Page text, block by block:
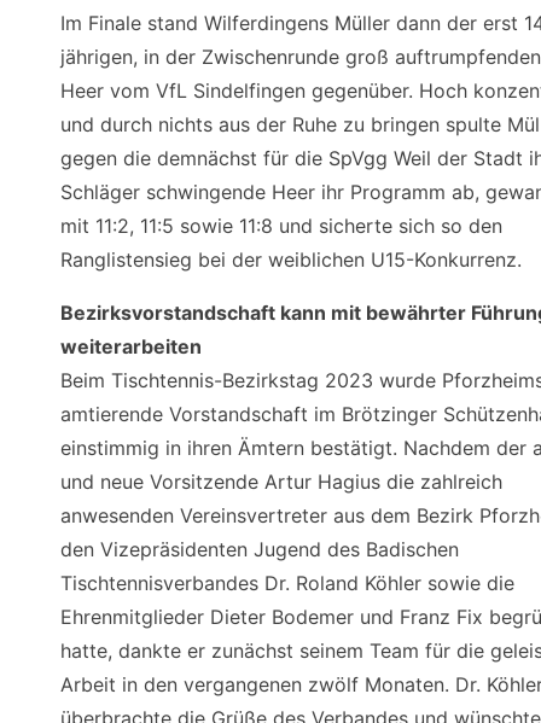
Im Finale stand Wilferdingens Müller dann der erst
jährigen, in der Zwischenrunde groß
Heer vom VfL Sindelfingen gegenüber. Hoch
und durch nichts aus der Ruhe zu bringen spulte
gegen die demnächst für die SpVgg Weil der Stadt
Schläger schwingende Heer ihr Programm ab,
mit 11:2, 11:5 sowie 11:8 und sicherte sich so den
Ranglistensieg bei der weiblichen U15-Konkurrenz.
Bezirksvorstandschaft kann mit bewährter
weiterarbeiten
Beim Tischtennis-Bezirkstag 2023 wurde
amtierende Vorstandschaft im Brötzinger
einstimmig in ihren Ämtern bestätigt. Nachdem der
und neue Vorsitzende Artur Hagius die zahlreich
anwesenden Vereinsvertreter aus dem Bezirk
den Vizepräsidenten Jugend des Badischen
Tischtennisverbandes Dr. Roland Köhler sowie die
Ehrenmitglieder Dieter Bodemer und Franz Fix
hatte, dankte er zunächst seinem Team für die
Arbeit in den vergangenen zwölf Monaten. Dr.